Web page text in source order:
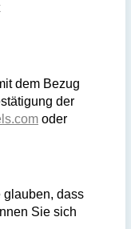
dem Bezug
der
oder
glauben, dass
Sie sich